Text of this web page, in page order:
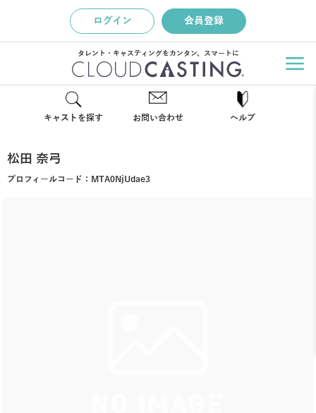
ログイン 会員登録
タレント・キャスティングをカンタン、スマートに
キャストを探す お問い合わせ ヘルプ
松田 奈弓
プロフィールコード： MTA0NjUdae3